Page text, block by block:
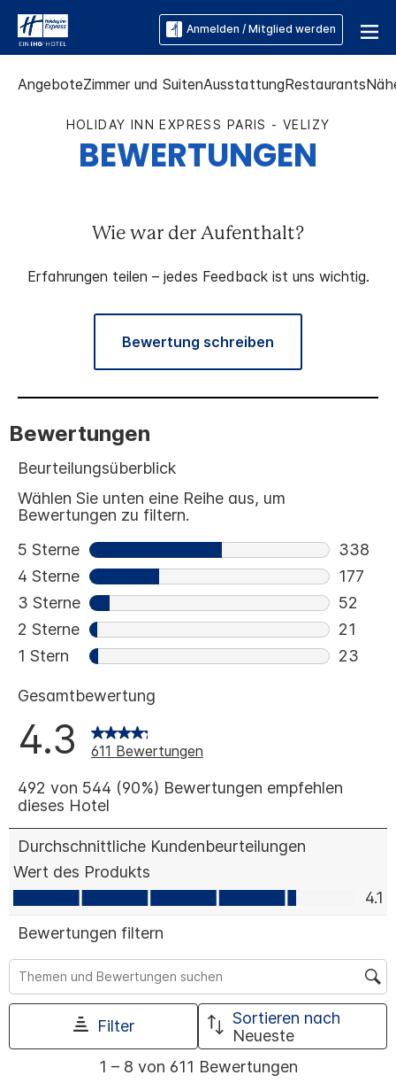
Anmelden / Mitglied werden
AngeboteZimmer und SuitenAusstattungRestaurants
HOLIDAY INN EXPRESS PARIS - VELIZY
BEWERTUNGEN
Wie war der Aufenthalt?
Erfahrungen teilen – jedes Feedback ist uns wichtig.
Bewertung schreiben